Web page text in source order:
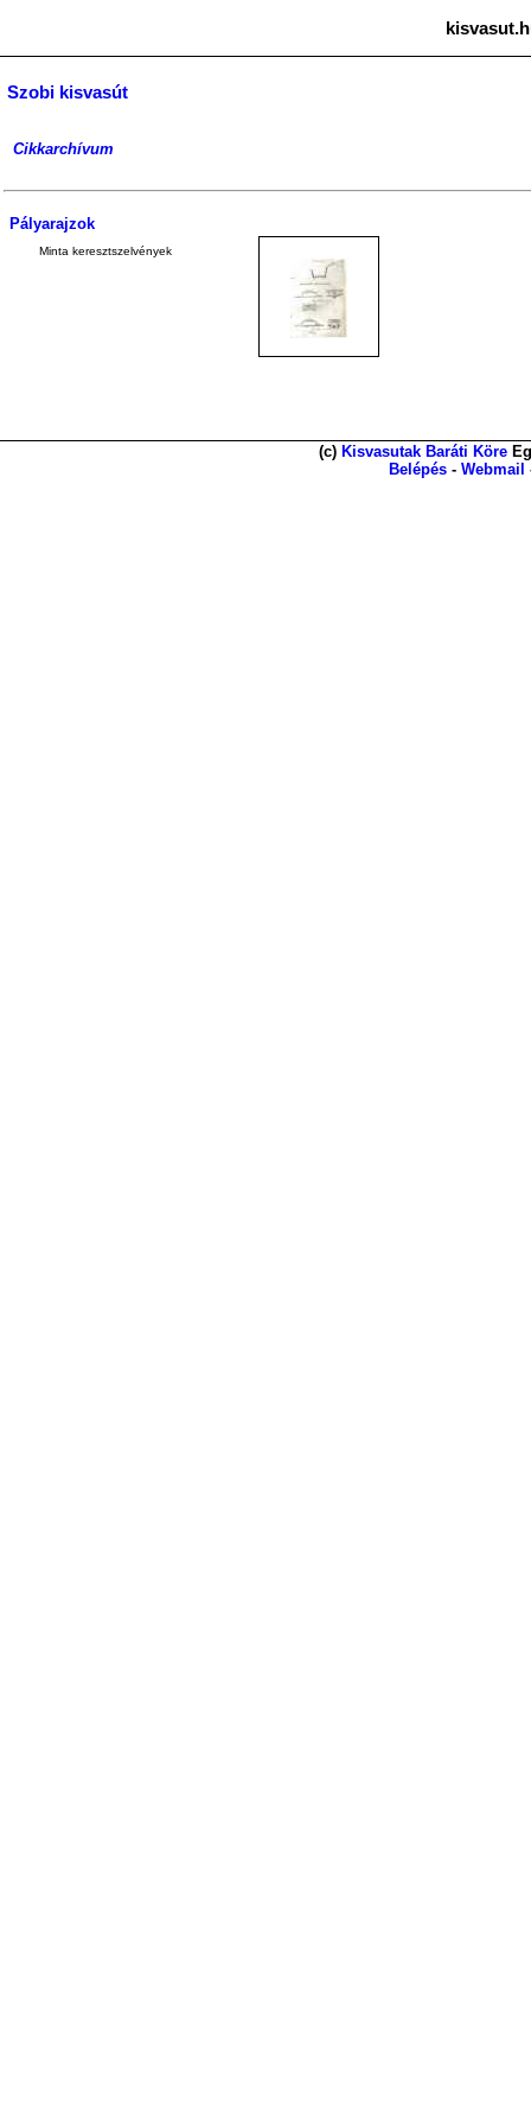
Szobi kisvasút
Cikkarchívum
Pályarajzok
Minta keresztszelvények
(c) Kisvasutak Baráti Köre
Belépés - Webmail